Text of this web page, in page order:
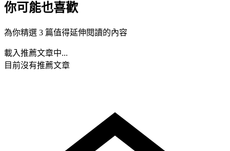
你可能也喜歡
為你精選 3 篇值得延伸閱讀的內容
載入推薦文章中...
目前沒有推薦文章